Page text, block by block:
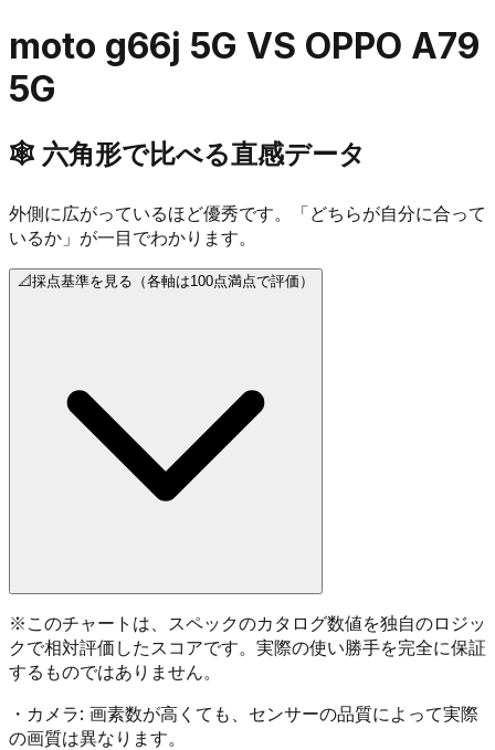
moto g66j 5G VS OPPO A79
5G
🕸️ 六角形で比べる直感データ
外側に広がっているほど優秀です。「どちらが自分に合って
いるか」が一目でわかります。
📐採点基準を見る（各軸は100点満点で評価）
※ このチャートは、スペックのカタログ数値を独自のロジッ
クで相対評価したスコアです。実際の使い勝手を完全に保証
するものではありません。
・ カメラ: 画素数が高くても、センサーの品質によって実際
の画質は異なります。